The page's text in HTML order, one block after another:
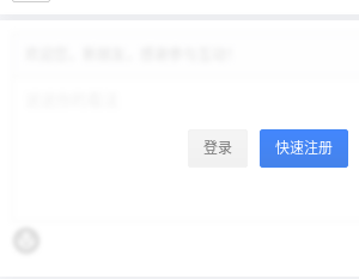
登录 快速注册